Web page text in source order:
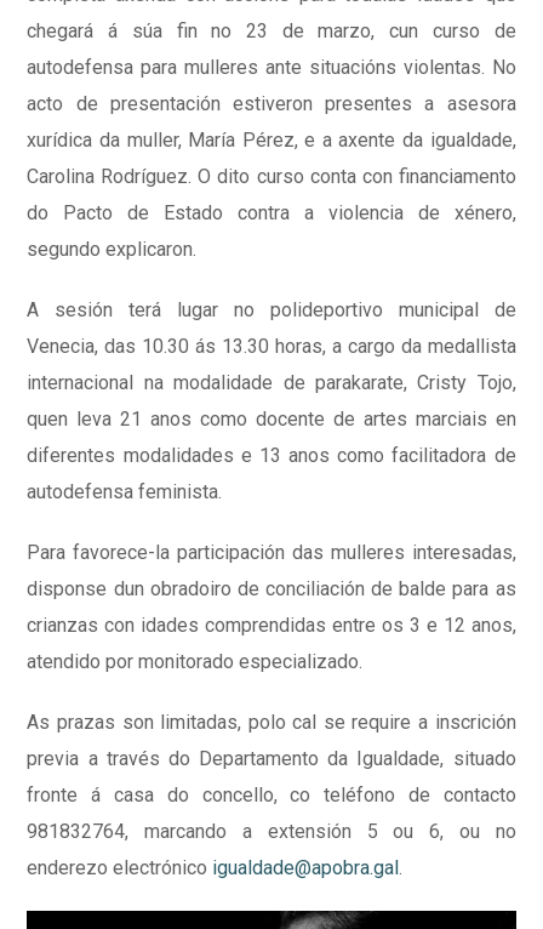
chegará á súa fin no 23 de marzo, cun curso de
autodefensa para mulleres ante situacións violentas. No
acto de presentación estiveron presentes a asesora
xurídica da muller, María Pérez, e a axente da igualdade,
Carolina Rodríguez. O dito curso conta con financiamento
do Pacto de Estado contra a violencia de xénero,
segundo explicaron.
A sesión terá lugar no polideportivo municipal de
Venecia, das 10.30 ás 13.30 horas, a cargo da medallista
internacional na modalidade de parakarate, Cristy Tojo,
quen leva 21 anos como docente de artes marciais en
diferentes modalidades e 13 anos como facilitadora de
autodefensa feminista.
Para favorece-la participación das mulleres interesadas,
disponse dun obradoiro de conciliación de balde para as
crianzas con idades comprendidas entre os 3 e 12 anos,
atendido por monitorado especializado.
As prazas son limitadas, polo cal se require a inscrición
previa a través do Departamento da Igualdade, situado
fronte á casa do concello, co teléfono de contacto
981832764, marcando a extensión 5 ou 6, ou no
enderezo electrónico igualdade@apobra.gal.